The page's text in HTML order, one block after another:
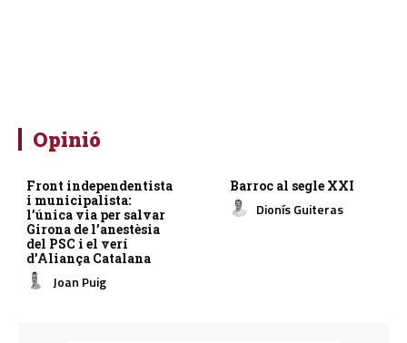
Opinió
Front independentista
i municipalista:
l’única via per salvar
Girona de l’anestèsia
del PSC i el verí
d’Aliança Catalana
Joan Puig
Barroc al segle XXI
Dionís Guiteras